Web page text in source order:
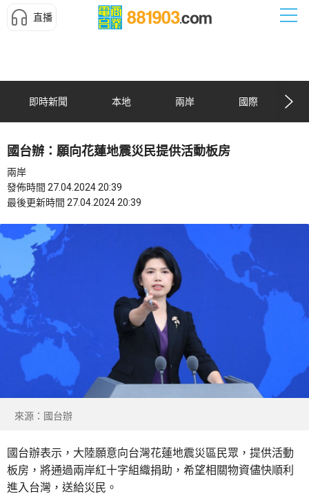
直播
即時新聞 本地 兩岸 國際
國台辦：願向花蓮地震災民提供活動板房
兩岸
發佈時間 27.04.2024 20:39
最後更新時間 27.04.2024 20:39
來源：國台辦
國台辦表示，大陸願意向台灣花蓮地震災區民眾，提供活動
板房，將通過兩岸紅十字組織捐助，希望相關物資儘快順利
進入台灣，送給災民。